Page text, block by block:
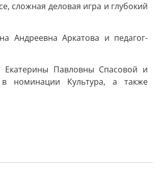
сложная деловая игра и глубокий
Андреевна Аркатова и педагог-
Павловны Спасовой и
в номинации Культура, а также